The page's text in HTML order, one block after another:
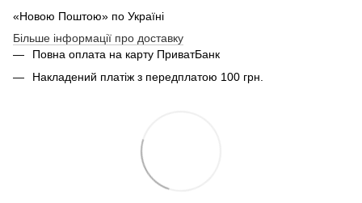
«Новою Поштою» по Україні
Більше інформації про доставку
Повна оплата на карту ПриватБанк
Накладений платіж з передплатою 100 грн.